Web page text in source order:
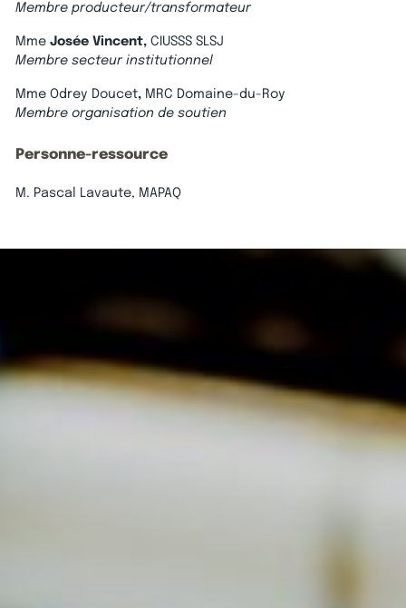
Membre producteur/transformateur
Mme Josée Vincent,CIUSSS SLSJ
Membre secteur institutionnel
Mme Odrey Doucet,MRC Domaine-du-Roy
Membre organisation de soutien
Personne-ressource
M. Pascal Lavaute, MAPAQ